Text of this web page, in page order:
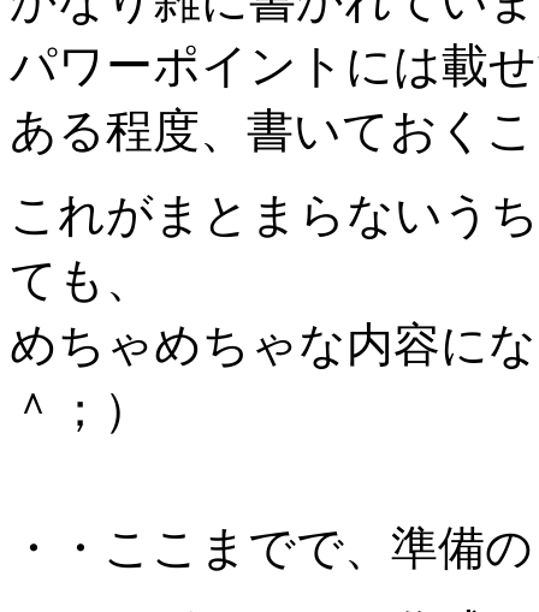
パワーポイントには載
ある程度、書いておく
これがまとまらないう
ても、
めちゃめちゃな内容に
＾；）
・・ここまでで、準備